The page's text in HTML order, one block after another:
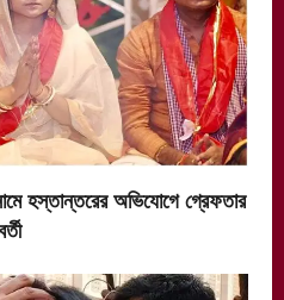
হস্তান্তরের অভিযোগে গ্রেফতার